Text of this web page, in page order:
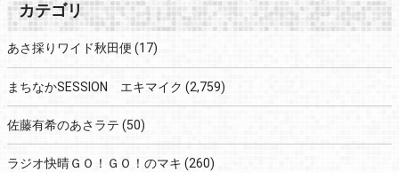
カテゴリ
あさ採りワイド秋田便 (17)
まちなかSESSION エキマイク (2,759)
佐藤有希のあさラテ (50)
ラジオ快晴ＧＯ！ＧＯ！のマキ (260)